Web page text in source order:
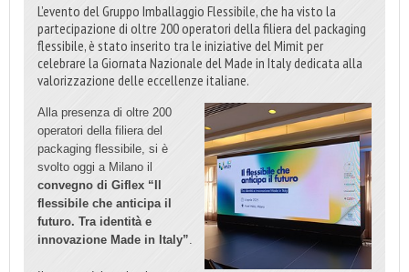
L’evento del Gruppo Imballaggio Flessibile, che ha visto la
partecipazione di oltre 200 operatori della filiera del packaging
flessibile, è stato inserito tra le iniziative del Mimit per
celebrare la Giornata Nazionale del Made in Italy dedicata alla
valorizzazione delle eccellenze italiane.
Alla presenza di oltre 200
operatori della filiera del
packaging flessibile, si è
svolto oggi a Milano il
convegno di Giflex “Il
flessibile che anticipa il
futuro. Tra identità e
innovazione Made in Italy”